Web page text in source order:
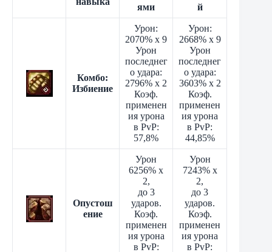
ями
й
Комбо:
Избиение
Урон:
2070% x 9
Урон
последнег
о удара:
2796% x 2
Коэф.
применен
ия урона
в PvP:
57,8%
Урон:
2668% x 9
Урон
последнег
о удара:
3603% x 2
Коэф.
применен
ия урона
в PvP:
44,85%
Опустош
ение
Урон
6256% x
2,
до 3
ударов.
Коэф.
применен
ия урона
в PvP:
Урон
7243% x
2,
до 3
ударов.
Коэф.
применен
ия урона
в PvP: